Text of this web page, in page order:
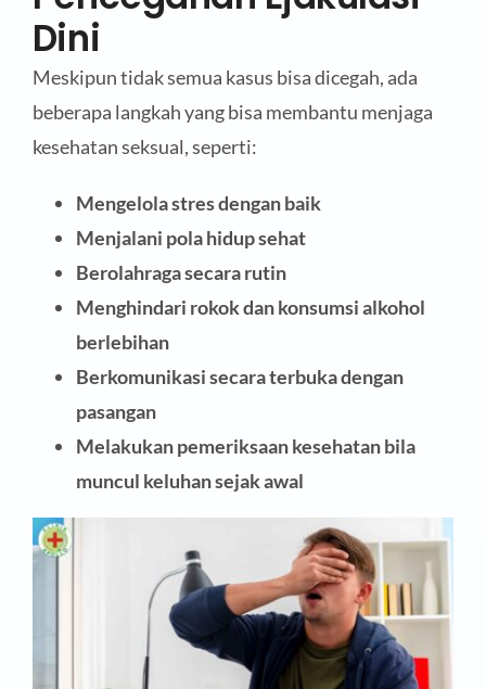
Dini
Meskipun tidak semua kasus bisa dicegah, ada
beberapa langkah yang bisa membantu menjaga
kesehatan seksual, seperti:
Mengelola stres dengan baik
Menjalani pola hidup sehat
Berolahraga secara rutin
Menghindari rokok dan konsumsi alkohol
berlebihan
Berkomunikasi secara terbuka dengan
pasangan
Melakukan pemeriksaan kesehatan bila
muncul keluhan sejak awal